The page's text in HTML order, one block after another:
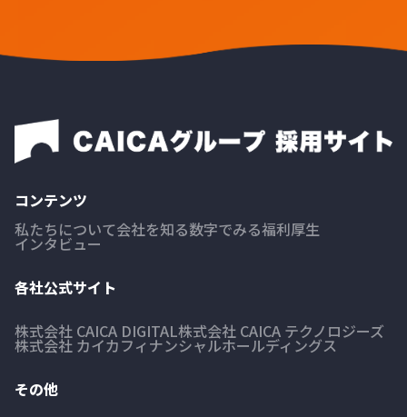
コンテンツ
私たちについて会社を知る数字でみる福利厚生
インタビュー
各社公式サイト
株式会社 CAICA DIGITAL株式会社 CAICA テクノロジーズ
株式会社 カイカフィナンシャルホールディングス
その他